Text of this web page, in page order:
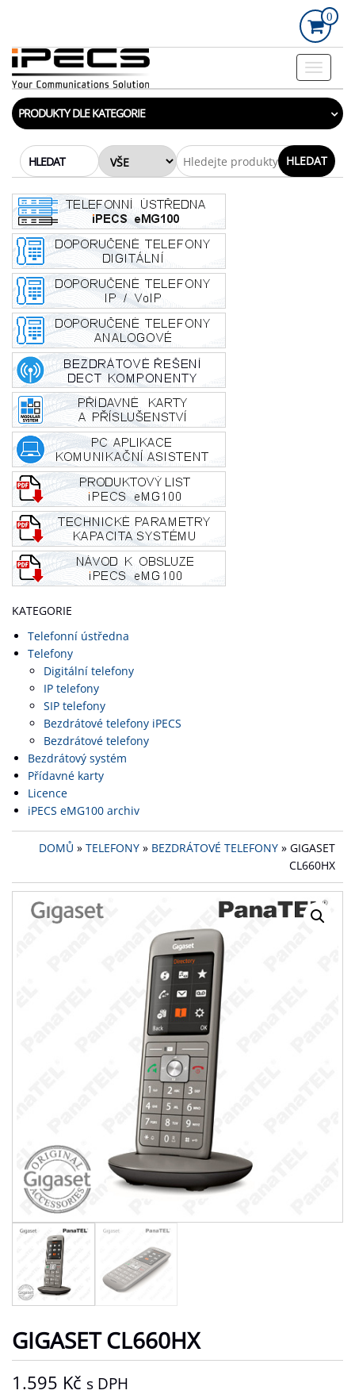
content
0
PRODUKTY DLE KATEGORIE
HLEDAT HLEDAT
KATEGORIE
Telefonní ústředna
Telefony
Digitální telefony
IP telefony
SIP telefony
Bezdrátové telefony iPECS
Bezdrátové telefony
Bezdrátový systém
Přídavné karty
Licence
iPECS eMG100 archiv
DOMŮ » TELEFONY » BEZDRÁTOVÉ TELEFONY » GIGASET
CL660HX
GIGASET CL660HX
1.595 Kč s DPH